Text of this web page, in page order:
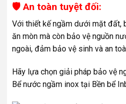
🛡️ An toàn tuyệt đối:
Với thiết kế ngầm dưới mặt đất,
ăn mòn mà còn bảo vệ nguồn
ngoài, đảm bảo vệ sinh và an
Hãy lựa chọn giải pháp bảo vệ
Bể nước ngầm inox tại Bền bể